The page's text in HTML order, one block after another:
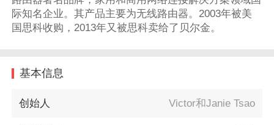
际知名企业。其产品主要为无线路由器。2003年被美
国思科收购，2013年又被思科卖给了贝尔金。
基本信息
创始人 Victor和Janie Tsao